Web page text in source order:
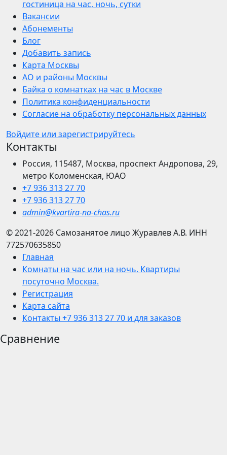
гостиница на час, ночь, сутки
Вакансии
Абонементы
Блог
Добавить запись
Карта Москвы
АО и районы Москвы
Байка о комнатках на час в Москве
Политика конфиденциальности
Согласие на обработку персональных данных
Войдите или зарегистрируйтесь
Контакты
Россия, 115487, Москва, проспект Андропова, 29,
метро Коломенская, ЮАО
+7 936 313 27 70
+7 936 313 27 70
admin@kvartira-na-chas.ru
© 2021-2026 Самозанятое лицо Журавлев А.В. ИНН
772570635850
Главная
Комнаты на час или на ночь. Квартиры
посуточно Москва.
Регистрация
Карта сайта
Контакты +7 936 313 27 70 и для заказов
Сравнение